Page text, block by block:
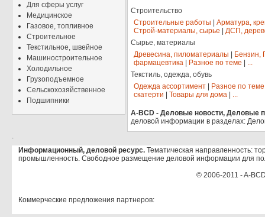
Для сферы услуг
Медицинское
Газовое, топливное
Строительное
Текстильное, швейное
Машиностроительное
Холодильное
Грузоподъемное
Сельскохозяйственное
Подшипники
Строительство
Строительные работы
Арматура,
Строй-материалы, сырье
ДСП,
Сырье, материалы
Древесина, пиломатериалы
Бензин,
фармацевтика
Разное по теме
...
Текстиль, одежда, обувь
Одежда ассортимент
Разное по теме
скатерти
Товары для дома ...
A-BCD - Деловые новости, Деловые
деловой информации в разделах:
.
Информационный, деловой ресурс. Тематическая направленность:
промышленность. Свободное размещение деловой информации для
© 2006-2011 - A-
Коммерческие предложения партнеров: